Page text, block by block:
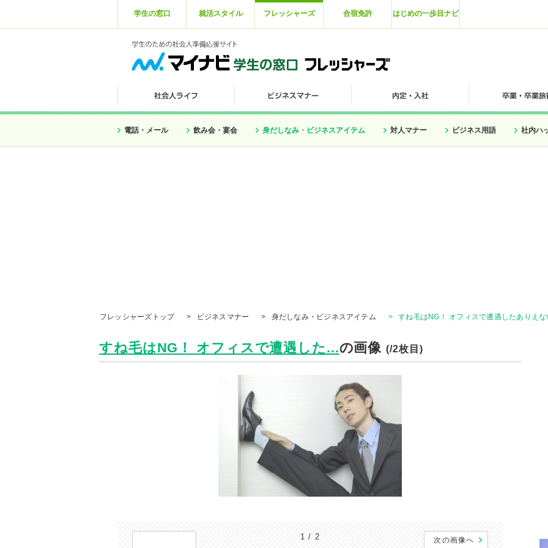
学生の窓口 就活スタイル フレッシャーズ 合宿免許 はじめの一歩目ナビ
電話・メール 飲み会・宴会 身だしなみ・ビジネスアイテム 対人マナー ビジネス用語 社内ハ
フレッシャーズトップ > ビジネスマナー > 身だしなみ・ビジネスアイテム > すね毛はNG！ オフィスで遭遇したありえな
すね毛はNG！ オフィスで遭遇した...の画像(/2枚目)
1 / 2 次の画像へ